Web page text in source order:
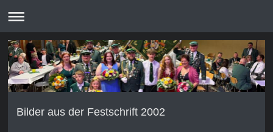
Bilder aus der Festschrift 2002